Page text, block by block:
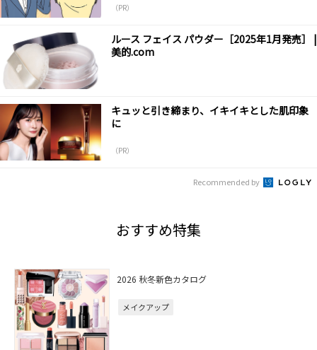
（PR）
ルース フェイス パウダー［2025年1月発売］ |
美的.com
キュッと引き締まり、イキイキとした肌印象
に
（PR）
Recommended by
おすすめ特集
2026 秋冬新色カタログ
メイクアップ